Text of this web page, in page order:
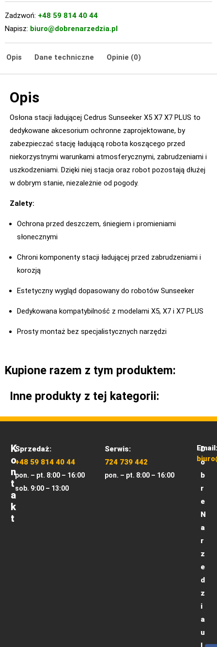
Zadzwoń: +48 59 814 40 44
Napisz: biuro@dobrenarzedzia.pl
Opis Dane techniczne Opinie (0)
Opis
Osłona stacji ładującej Cedrus Sunseeker X5 X7 X7 PLUS to
dedykowane akcesorium ochronne zaprojektowane, by
zabezpieczać stację ładującą robota koszącego przed
niekorzystnymi warunkami atmosferycznymi, zabrudzeniami i
uszkodzeniami. Dzięki niej stacja oraz robot pozostają dłużej
w dobrym stanie, niezależnie od pogody.
Zalety:
Ochrona przed deszczem, śniegiem i promieniami
słonecznymi
Chroni komponenty stacji ładującej przed zabrudzeniami i
korozją
Estetyczny wygląd dopasowany do robotów Sunseeker
Dedykowana kompatybilność z modelami X5, X7 i X7 PLUS
Prosty montaż bez specjalistycznych narzędzi
Kupione razem z tym produktem:
Inne produkty z tej kategorii:
K
O
N
T
A
K
T
Sprzedaż:
+48 59 814 40 44
pon. – pt. 8:00 – 16:00
sob. 9:00 – 13:00
Serwis:
724 739 442
pon. – pt. 8:00 – 16:00
Email:
D
o
b
r
e
N
a
r
z
e
d
z
i
a
u